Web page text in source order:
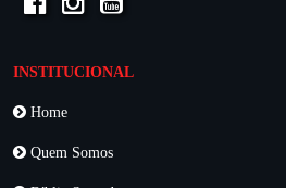
INSTITUCIONAL
Home
Quem Somos